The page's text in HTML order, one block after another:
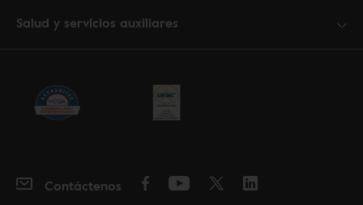
Salud y servicios auxiliares
Contáctenos